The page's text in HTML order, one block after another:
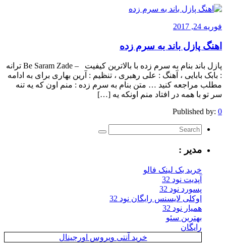
فوریه 24, 2017
اهنگ پازل باند به سرم زده
پازل باند بنام به سرم زده با بالاترین کیفیت – Be Saram Zade ترانه
: بابک بابایی ، آهنگ : علی رهبری ، تنظیم : آرین بهاری برای به ادامه
مطلب مراجعه کنید … متن بنام به سرم زده : منم اون که یه تنه
سر تو با همه در افتاد منم اونکه یه […]
Published by: 0
مدیر :
خرید بک لینک فالو
آپدیت نود 32
پسورد نود 32
اوکلی لایسنس رایگان نود 32
همیار نود 32
بهترین سئو
رایگان
خرید آنتی ویروس اورجینال